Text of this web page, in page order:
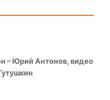
– Юрий Антонов, видео